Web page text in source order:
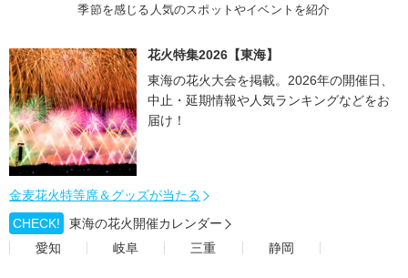
季節を感じる人気のスポットやイベントを紹介
花火特集2026【東海】
東海の花火大会を掲載。2026年の開催日、
中止・延期情報や人気ランキングなどをお
届け！
金麦花火特等席＆グッズが当たる
CHECK!
東海の花火開催カレンダー
愛知
岐阜 三重 静岡